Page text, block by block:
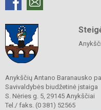
Anykščių Antano Baranausko
Savivaldybės biudžetinė įstaiga
S. Nėries g. 5, 29145 Anykščiai
Tel./ faks. (0 381) 52565